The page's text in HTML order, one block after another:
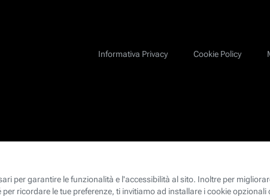
Informativa Privacy
Cookie Policy